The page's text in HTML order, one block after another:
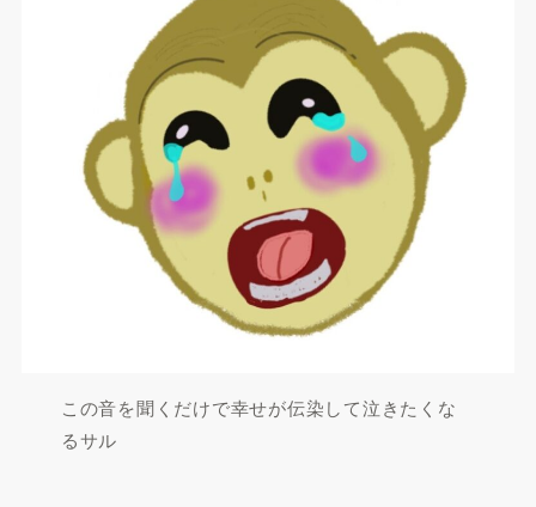
この音を聞くだけで幸せが伝染して泣きたくな
るサル